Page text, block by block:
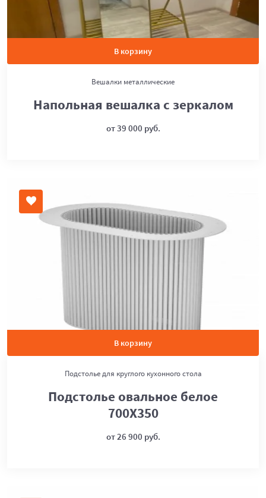
В корзину
Вешалки металлические
Напольная вешалка с зеркалом
от 39 000 руб.
В корзину
Подстолье для круглого кухонного стола
Подстолье овальное белое
700Х350
от 26 900 руб.